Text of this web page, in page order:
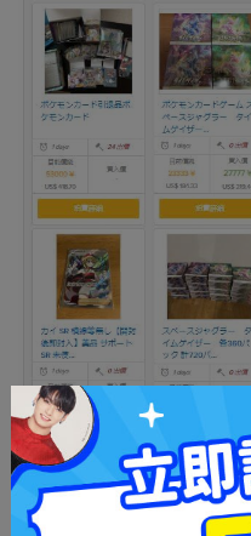
Neokyo的一些產品例子: